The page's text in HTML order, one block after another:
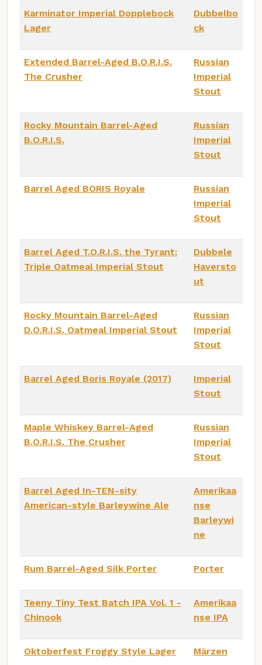
Karminator Imperial Dopplebock
Lager
Dubbelbo
ck
Extended Barrel-Aged B.O.R.I.S.
The Crusher
Russian
Imperial
Stout
Rocky Mountain Barrel-Aged
B.O.R.I.S.
Russian
Imperial
Stout
Barrel Aged BORIS Royale
Russian
Imperial
Stout
Barrel Aged T.O.R.I.S. the Tyrant:
Triple Oatmeal Imperial Stout
Dubbele
Haversto
ut
Rocky Mountain Barrel-Aged
D.O.R.I.S. Oatmeal Imperial Stout
Russian
Imperial
Stout
Barrel Aged Boris Royale (2017)
Imperial
Stout
Maple Whiskey Barrel-Aged
B.O.R.I.S. The Crusher
Russian
Imperial
Stout
Barrel Aged In-TEN-sity
American-style Barleywine Ale
Amerikaa
nse
Barleywi
ne
Rum Barrel-Aged Silk Porter Porter
Teeny Tiny Test Batch IPA Vol. 1 -
Chinook
Amerikaa
nse IPA
Oktoberfest Froggy Style Lager Märzen